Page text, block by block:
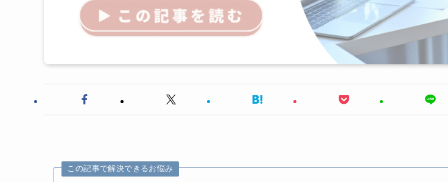
この記事で解決できるお悩み